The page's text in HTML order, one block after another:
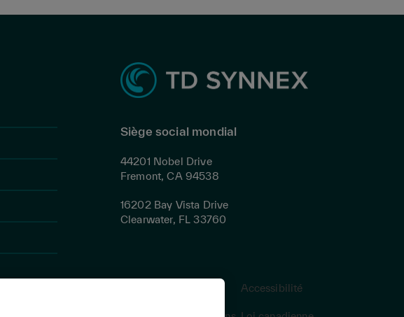
Siège social mondial
44201 Nobel Drive
Fremont, CA 94538
16202 Bay Vista Drive
Clearwater, FL 33760
Accessibilité
sont des